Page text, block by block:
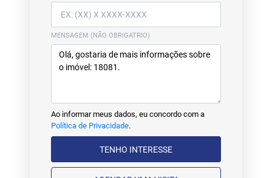
MENSAGEM (NÃO OBRIGATRIO)
Ao informar meus dados, eu concordo com a
Política de Privacidade.
TENHO INTERESSE